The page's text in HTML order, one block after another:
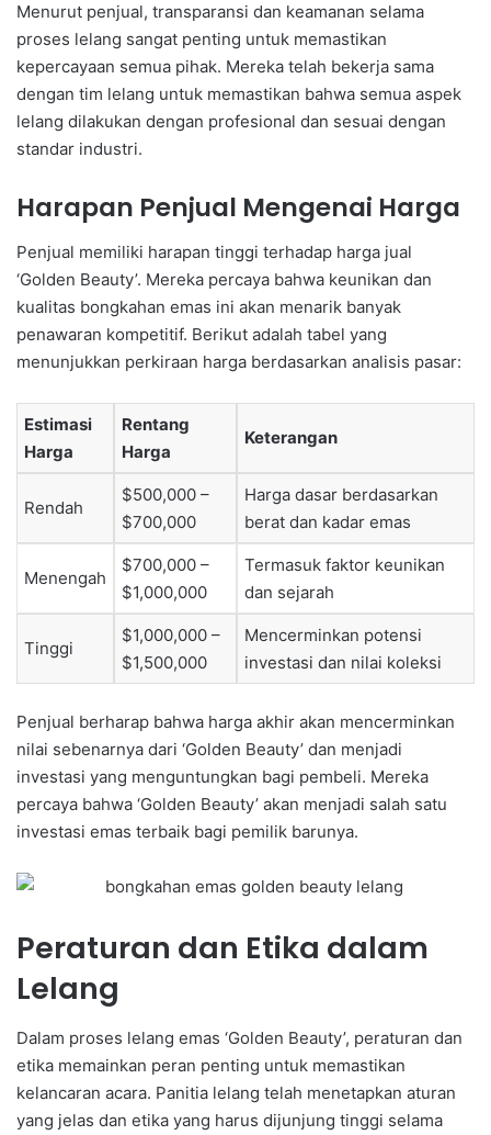
Menurut penjual, transparansi dan keamanan selama
proses lelang sangat penting untuk memastikan
kepercayaan semua pihak. Mereka telah bekerja sama
dengan tim lelang untuk memastikan bahwa semua aspek
lelang dilakukan dengan profesional dan sesuai dengan
standar industri.
Harapan Penjual Mengenai Harga
Penjual memiliki harapan tinggi terhadap harga jual
‘Golden Beauty’. Mereka percaya bahwa keunikan dan
kualitas bongkahan emas ini akan menarik banyak
penawaran kompetitif. Berikut adalah tabel yang
menunjukkan perkiraan harga berdasarkan analisis pasar:
Estimasi
Harga
Rentang
Harga
Keterangan
Rendah
$500,000 –
$700,000
Harga dasar berdasarkan
berat dan kadar emas
Menengah
$700,000 –
$1,000,000
Termasuk faktor keunikan
dan sejarah
Tinggi
$1,000,000 –
$1,500,000
Mencerminkan potensi
investasi dan nilai koleksi
Penjual berharap bahwa harga akhir akan mencerminkan
nilai sebenarnya dari ‘Golden Beauty’ dan menjadi
investasi yang menguntungkan bagi pembeli. Mereka
percaya bahwa ‘Golden Beauty’ akan menjadi salah satu
investasi emas terbaik bagi pemilik barunya.
Peraturan dan Etika dalam
Lelang
Dalam proses lelang emas ‘Golden Beauty’, peraturan dan
etika memainkan peran penting untuk memastikan
kelancaran acara. Panitia lelang telah menetapkan aturan
yang jelas dan etika yang harus dijunjung tinggi selama